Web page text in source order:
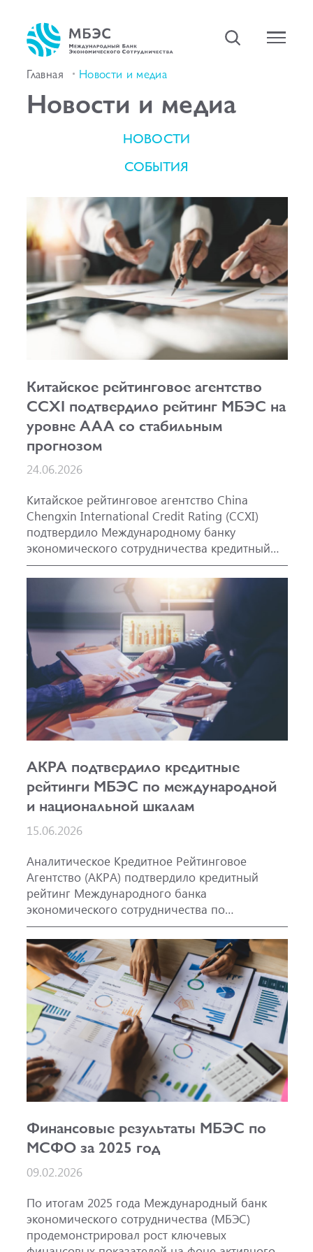
Главная Новости и медиа
Новости и медиа
НОВОСТИ
СОБЫТИЯ
Китайское рейтинговое агентство
CCXI подтвердило рейтинг МБЭС на
уровне AAA со стабильным
прогнозом
24.06.2026
Китайское рейтинговое агентство China
Chengxin International Credit Rating (CCXI)
подтвердило Международному банку
экономического сотрудничества кредитный
рейтинг AAA со стабильным прогнозом.
АКРА подтвердило кредитные
рейтинги МБЭС по международной
и национальной шкалам
15.06.2026
Аналитическое Кредитное Рейтинговое
Агентство (АКРА) подтвердило кредитный
рейтинг Международного банка
экономического сотрудничества по
международной шкале на уровне A-, прогноз
«Стабильный», и по национальной шкале для
Российской Федерации на уровне AAA(RU),
прогноз «Стабильный». Также подтвержден
рейтинг облигаций МБЭС серий 001Р-02
(RU000A101RJ7), 002Р-03 (RU000A108Q03) и
002Р-04 (RU000A10CC99) на уровне AAA(RU).
Финансовые результаты МБЭС по
МСФО за 2025 год
09.02.2026
По итогам 2025 года Международный банк
экономического сотрудничества (МБЭС)
продемонстрировал рост ключевых